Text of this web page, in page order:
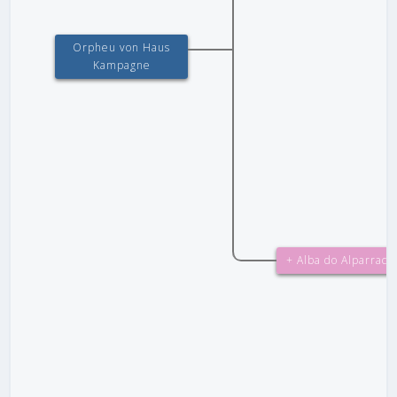
Orpheu von Haus
Kampagne
+ Alba do